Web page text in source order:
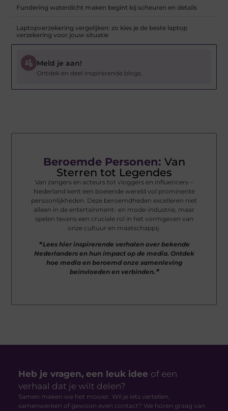
Fundering waterdicht maken begint bij scheuren en details
Laptopverzekering vergelijken: zo kies je de beste laptop
verzekering voor jouw situatie
Meld je aan!
Ontdek en deel inspirerende blogs.
Beroemde Personen: Van
Sterren tot Legendes
Van zangers en acteurs tot vloggers en influencers –
Nederland kent een boeiende wereld vol prominente
persoonlijkheden. Deze beroemdheden excelleren niet
alleen in de entertainment- en mode-industrie, maar
spelen tevens een cruciale rol in het vormgeven van
onze cultuur en maatschappij.
❝ Lees hier inspirerende verhalen over bekende
Nederlanders en hun impact op de media. Ontdek
hoe media en beroemd onze samenleving
beïnvloeden en verbinden.❞
Heb je vragen, een leuk idee of een
verhaal dat je wilt delen?
Samen maken we het mooier. Wil je iets vertellen,
samenwerken of gewoon even contact? We horen graag van